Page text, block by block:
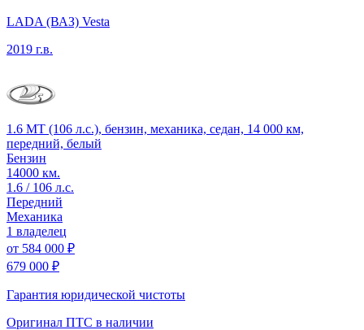
LADA (ВАЗ) Vesta
2019 г.в.
1.6 MT (106 л.с.), бензин, механика, седан, 14 000 км,
передний, белый
Бензин
14000 км.
1.6 / 106 л.с.
Передний
Механика
1 владелец
от 584 000 ₽
679 000 ₽
Гарантия юридической чистоты
Оригинал ПТС в наличии